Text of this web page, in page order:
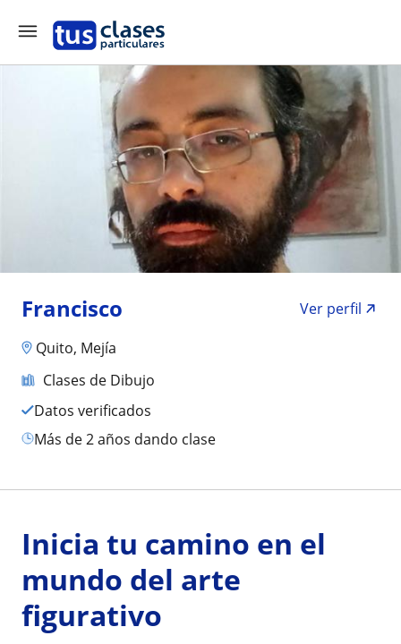
Francisco
Ver perfil
Quito, Mejía
Clases de Dibujo
Datos verificados
más de 2 años dando clase
Inicia tu camino en el
mundo del arte
figurativo